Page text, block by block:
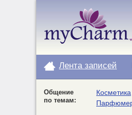
Лента записей
Общение
по темам:
Косметика